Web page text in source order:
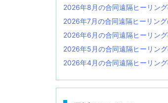
2026年8月の合同遠隔ヒーリング
2026年7月の合同遠隔ヒーリング
2026年6月の合同遠隔ヒーリング
2026年5月の合同遠隔ヒーリング
2026年4月の合同遠隔ヒーリング